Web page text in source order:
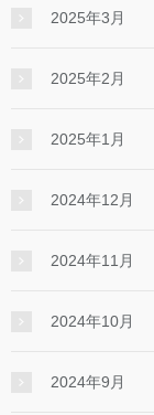
2025年3月
2025年2月
2025年1月
2024年12月
2024年11月
2024年10月
2024年9月